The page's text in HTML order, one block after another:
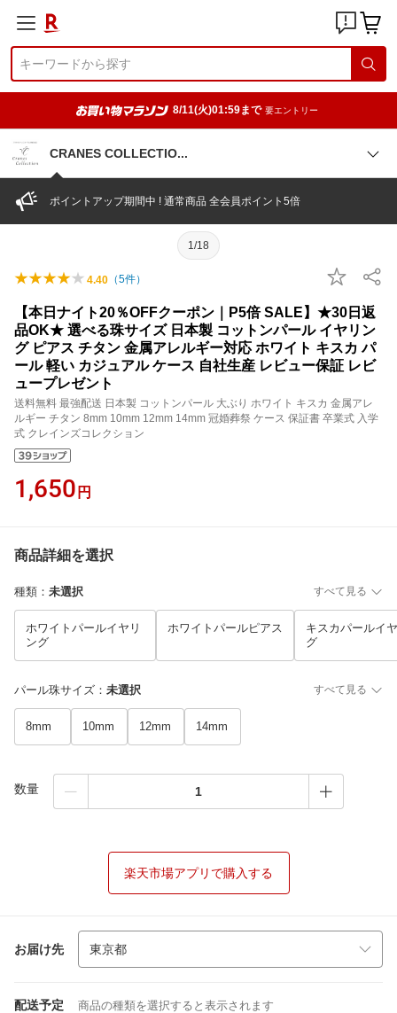
8/11(火)01:59まで 要エントリー
CRANES COLLECTIO
ポイントアップ期間中 ! 通常商品 全会員ポイント5倍
1/18
4.40 （5件）
【本日ナイト20％OFFクーポン｜P5倍 SALE】★30日返
品OK★ 選べる珠サイズ 日本製 コットンパール イヤリン
グ ピアス チタン 金属アレルギー対応 ホワイト キスカ パ
ール 軽い カジュアル ケース 自社生産 レビュー保証 レビ
ュープレゼント
送料無料 最強配送 日本製 コットンパール 大ぶり ホワイト キスカ 金属アレ
ルギー チタン 8mm 10mm 12mm 14mm 冠婚葬祭 ケース 保証書 卒業式 入学
式 クレインズコレクション
1,650 円
商品詳細を選択
種類 ： 未選択 すべて見る
ホワイトパールイヤリ
ング
ホワイトパールピアス
キスカパールイ
グ
パール珠サイズ ： 未選択 すべて見る
8mm 10mm 12mm 14mm
数量
楽天市場アプリで購入する
お届け先
配送予定 商品の種類を選択すると表示されます